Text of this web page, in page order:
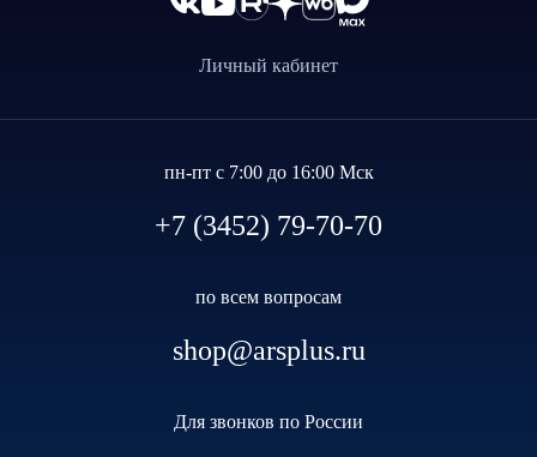
Личный кабинет
пн-пт с 7:00 до 16:00 Мск
+7 (3452) 79-70-70
по всем вопросам
shop@arsplus.ru
Для звонков по России